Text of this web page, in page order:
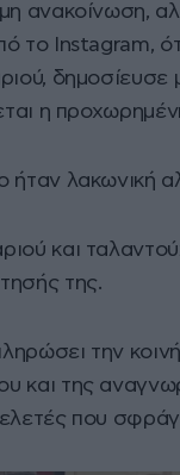
ανακοίνωση,
το Instagram,
η
ήταν λακωνική
και
της.
την
και της
που